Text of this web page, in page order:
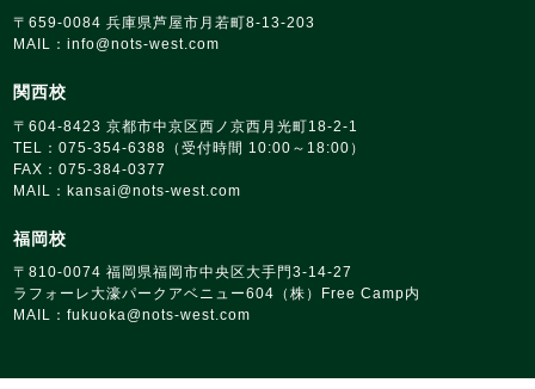
〒659‑0084 兵庫県芦屋市月若町8‑13‑203
MAIL：info@nots‑west.com
関西校
〒604-8423 京都市中京区西ノ京西月光町18‑2‑1
TEL：075-354-6388（受付時間 10:00～18:00）
FAX：075-384-0377
MAIL：kansai@nots‑west.com
福岡校
〒810‑0074 福岡県福岡市中央区大手門3-14-27
ラフォーレ大濠パークアベニュー604（株）Free Camp内
MAIL：fukuoka@nots‑west.com